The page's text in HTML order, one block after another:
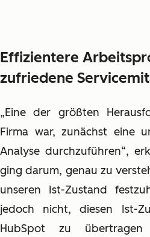
Effizientere
zufriedene
„Eine der größten
Firma war, zunächst eine
Analyse durchzuführen“,
ging darum, genau zu
unseren Ist-Zustand
jedoch nicht, diesen Ist-
HubSpot zu übertragen